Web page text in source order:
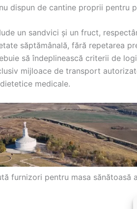
dispun de cantine proprii pentru
un sandvici și un fruct,
săptămânală, fără repetarea
să îndeplinească criterii de
mijloace de transport
medicale.
furnizori pentru masa sănătoasă